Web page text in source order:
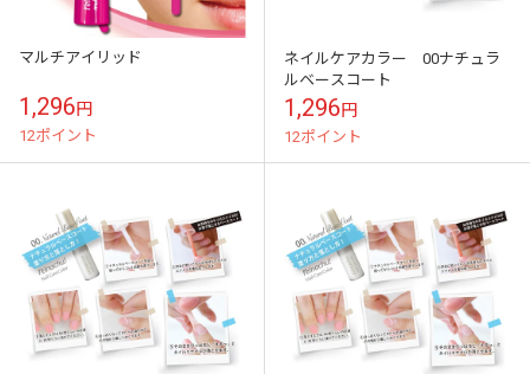
マルチアイリッド
1,296円
12ポイント
ネイルケアカラー 00ナチュラ
ルベースコート
1,296円
12ポイント